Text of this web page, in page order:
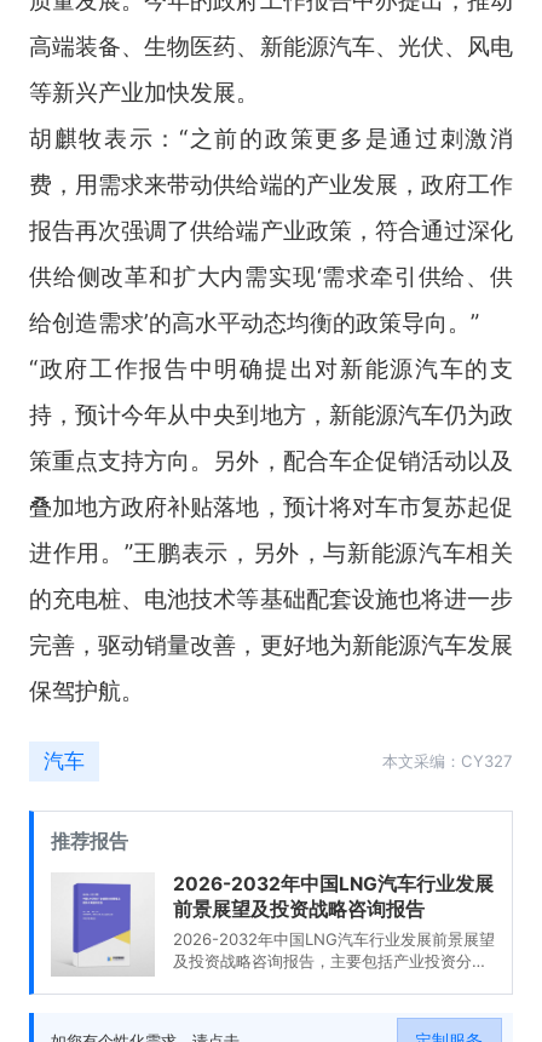
高端装备、生物医药、新能源汽车、光伏、风电
等新兴产业加快发展。
胡麒牧表示：“之前的政策更多是通过刺激消
费，用需求来带动供给端的产业发展，政府工作
报告再次强调了供给端产业政策，符合通过深化
供给侧改革和扩大内需实现‘需求牵引供给、供
给创造需求’的高水平动态均衡的政策导向。”
“政府工作报告中明确提出对新能源汽车的支
持，预计今年从中央到地方，新能源汽车仍为政
策重点支持方向。另外，配合车企促销活动以及
叠加地方政府补贴落地，预计将对车市复苏起促
进作用。”王鹏表示，另外，与新能源汽车相关
的充电桩、电池技术等基础配套设施也将进一步
完善，驱动销量改善，更好地为新能源汽车发展
保驾护航。
汽车 本文采编：CY327
推荐报告
2026-2032年中国LNG汽车行业发展
前景展望及投资战略咨询报告
2026-2032年中国LNG汽车行业发展前景展望
及投资战略咨询报告，主要包括产业投资分